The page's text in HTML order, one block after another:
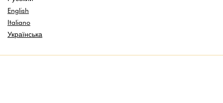
English
Italiano
Українська